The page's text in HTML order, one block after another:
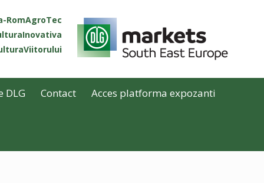
RomAgroTec
DLG Contact Acces platforma expozanti